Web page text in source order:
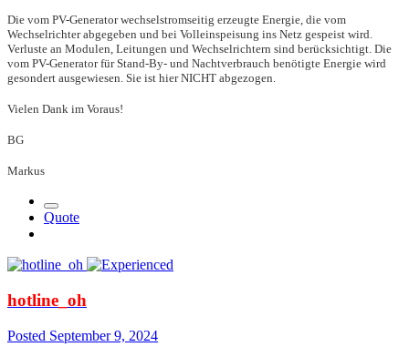
Die vom PV-Generator wechselstromseitig erzeugte Energie, die vom
Wechselrichter abgegeben und bei Volleinspeisung ins Netz gespeist wird.
Verluste an Modulen, Leitungen und Wechselrichtern sind berücksichtigt. Die
vom PV-Generator für Stand-By- und Nachtverbrauch benötigte Energie wird
gesondert ausgewiesen. Sie ist hier NICHT abgezogen.
Vielen Dank im Voraus!
BG
Markus
Quote
hotline_oh
Posted September 9, 2024